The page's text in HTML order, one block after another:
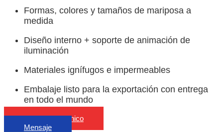
Formas, colores y tamaños de mariposa a
medida
Diseño interno + soporte de animación de
iluminación
Materiales ignífugos e impermeables
Embalaje listo para la exportación con entrega
en todo el mundo
Correo electrónico
Mensaje